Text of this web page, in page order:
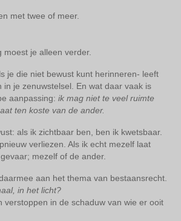
met twee of meer.
moest je alleen verder.
je die niet bewust kunt herinneren- leeft
in je zenuwstelsel. En wat daar vaak is
aanpassing: ik mag niet te veel ruimte
ten koste van de ander.
als ik zichtbaar ben, ben ik kwetsbaar.
verliezen. Als ik echt mezelf laat
mezelf of de ander.
aan het thema van bestaansrecht.
in het licht?
verstoppen in de schaduw van wie er ooit